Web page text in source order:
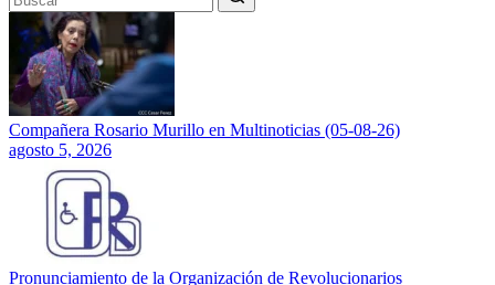
Compañera Rosario Murillo en Multinoticias (05-08-26)
agosto 5, 2026
Pronunciamiento de la Organización de Revolucionarios